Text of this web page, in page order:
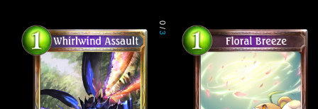
0
/
3